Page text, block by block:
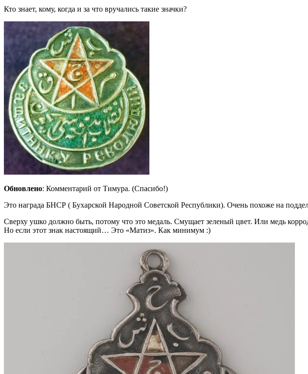
Кто знает, кому, когда и за что вручались такие значки?
Обновлено: Комментарий от Тимура. (Спасибо!)
Это награда БНСР ( Бухарской Народной Советской Республики). Очень похоже на
Сверху ушко должно быть, потому что это медаль. Смущает зеленый цвет. Или медь
Но если этот знак настоящий… Это «Матиз». Как минимум :)